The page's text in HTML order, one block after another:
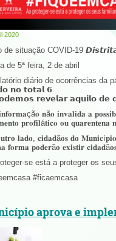
2020
de situação COVID-19
de 5ª feira, 2 de abril
diário de ocorrências
𝗻𝗼 𝘁𝗼𝘁𝗮𝗹 𝟲.
𝗿𝗲𝘃𝗲𝗹𝗮𝗿 𝗮𝗾𝘂𝗶𝗹𝗼 𝗱𝗲
𝐧ã𝐨 𝐢𝐧𝐯𝐚𝐥𝐢𝐝𝐚 𝐚
𝐩𝐫𝐨𝐟𝐢𝐥á𝐭𝐢𝐜𝐨 𝐨𝐮
𝐥𝐚𝐝𝐨, 𝐜𝐢𝐝𝐚𝐝ã𝐨𝐬 𝐝𝐨
𝐟𝐨𝐫𝐦𝐚 𝐩𝐨𝐝𝐞𝐫ã𝐨 𝐞𝐱𝐢𝐬𝐭𝐢𝐫 𝐜𝐢𝐝𝐚𝐝ã𝐨𝐬
se está a proteger os
#ficaemcasa
aprova e